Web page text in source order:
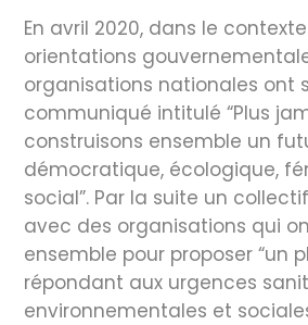
En avril 2020, dans le
orientations
organisations nationales ont
communiqué intitulé “Plus
construisons ensemble un
démocratique, écologique,
social”. Par la suite un
avec des organisations qui
ensemble pour proposer “un
répondant aux urgences
environnementales et